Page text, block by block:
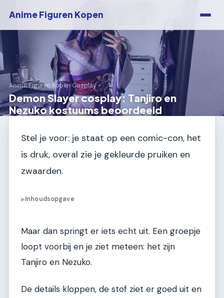
Anime Figuren Kopen
Anime Figuren Kopen›Cosplay
Demon Slayer cosplay: Tanjiro en
Nezuko kostuums beoordeeld
Stel je voor: je staat op een comic-con, het
is druk, overal zie je gekleurde pruiken en
zwaarden.
▶Inhoudsopgave
Maar dan springt er iets echt uit. Een groepje
loopt voorbij en je ziet meteen: het zijn
Tanjiro en Nezuko.
De details kloppen, de stof ziet er goed uit en